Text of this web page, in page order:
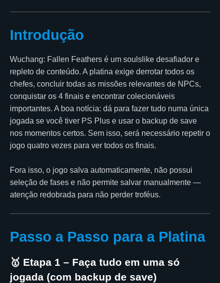
Introdução
Wuchang: Fallen Feathers é um soulslike desafiador e
repleto de conteúdo. A platina exige derrotar todos os
chefes, concluir todas as missões relevantes de NPCs,
conquistar os 4 finais e encontrar colecionáveis
importantes. A boa notícia: dá para fazer tudo numa única
jogada se você tiver PS Plus e usar o backup de save
nos momentos certos. Sem isso, será necessário repetir o
jogo quatro vezes para ver todos os finais.
Fora isso, o jogo salva automaticamente, não possui
seleção de fases e não permite salvar manualmente —
atenção redobrada para não perder troféus.
Passo a Passo para a Platina
🥇 Etapa 1 – Faça tudo em uma só
jogada (com backup de save)